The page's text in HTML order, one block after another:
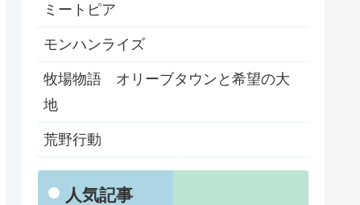
ミートピア
モンハンライズ
牧場物語 オリーブタウンと希望の大
地
荒野行動
人気記事